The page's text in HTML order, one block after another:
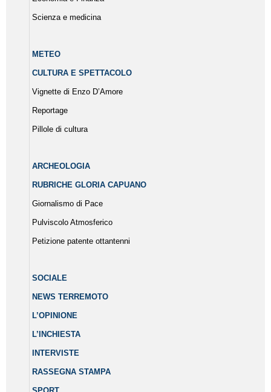
Scienza e medicina
METEO
CULTURA E SPETTACOLO
Vignette di Enzo D’Amore
Reportage
Pillole di cultura
ARCHEOLOGIA
RUBRICHE GLORIA CAPUANO
Giornalismo di Pace
Pulviscolo Atmosferico
Petizione patente ottantenni
SOCIALE
NEWS TERREMOTO
L’OPINIONE
L’INCHIESTA
INTERVISTE
RASSEGNA STAMPA